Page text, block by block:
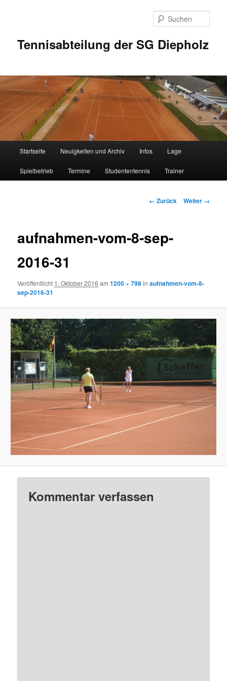
Tennisabteilung der SG Diepholz
Startseite Neuigkeiten und Archiv Infos Lage
Spielbetrieb Termine Studententennis Trainer
Bilder-
← Zurück Weiter →
aufnahmen-vom-8-sep-
2016-31
Veröffentlicht 1. Oktober 2016 am1200 × 798inaufnahmen-vom-8-
sep-2016-31
Kommentar verfassen